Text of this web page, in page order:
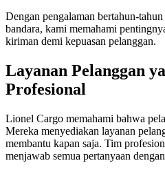
Dengan pengalaman bertahun-
bandara, kami memahami
kiriman demi kepuasan pelanggan.
Layanan Pelanggan
Profesional
Lionel Cargo memahami bahwa
Mereka menyediakan layanan
membantu kapan saja. Tim
menjawab semua pertanyaan